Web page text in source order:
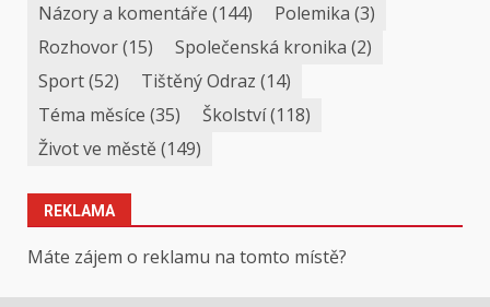
Názory a komentáře (144) Polemika (3)
Rozhovor(15) Společenská kronika (2)
Sport(52) Tištěný Odraz (14)
Téma měsíce (35) Školství(118)
Život ve městě(149)
REKLAMA
Máte zájem o reklamu na tomto místě?